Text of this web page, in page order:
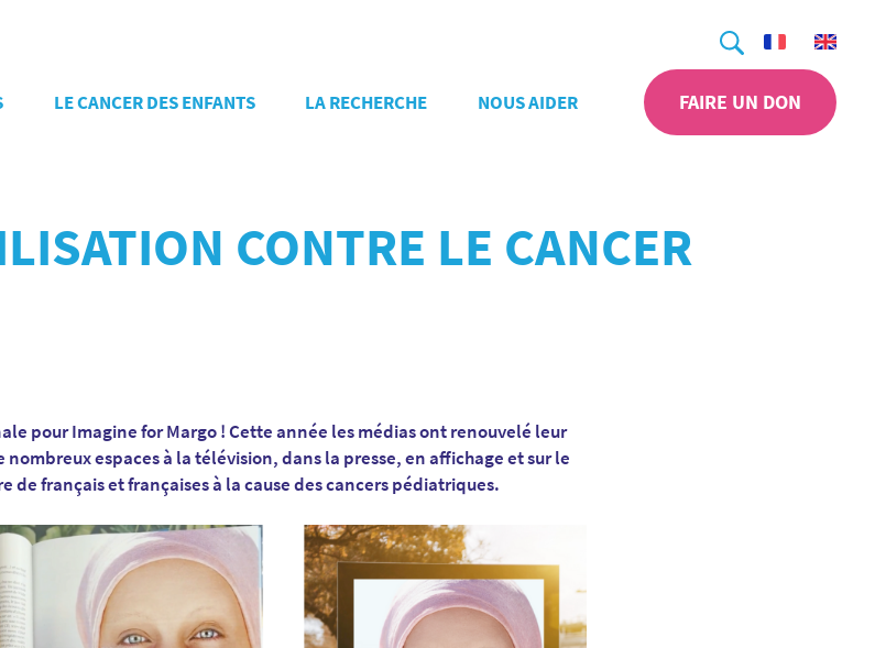
Recherche
LE CANCER DES ENFANTS LA RECHERCHE NOUS AIDER FAIRE UN DON
CONTRE LE CANCER
pour Imagine for Margo ! Cette année les médias ont renouvelé leur
espaces à la télévision, dans la presse, en affichage et sur le
français et françaises à la cause des cancers pédiatriques.